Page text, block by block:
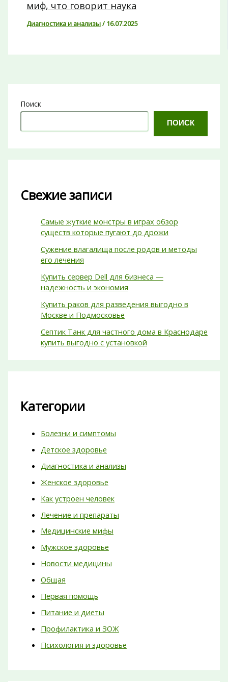
миф, что говорит наука
Диагностика и анализы/ 16.07.2025
Поиск
ПОИСК
Свежие записи
Самые жуткие монстры в играх обзор
существ которые пугают до дрожи
Сужение влагалища после родов и методы
его лечения
Купить сервер Dell для бизнеса —
надежность и экономия
Купить раков для разведения выгодно в
Москве и Подмосковье
Септик Танк для частного дома в Краснодаре
купить выгодно с установкой
Категории
Болезни и симптомы
Детское здоровье
Диагностика и анализы
Женское здоровье
Как устроен человек
Лечение и препараты
Медицинские мифы
Мужское здоровье
Новости медицины
Общая
Первая помощь
Питание и диеты
Профилактика и ЗОЖ
Психология и здоровье